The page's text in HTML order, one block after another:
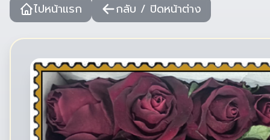
ไปหน้าแรก กลับ / ปิดหน้าต่าง